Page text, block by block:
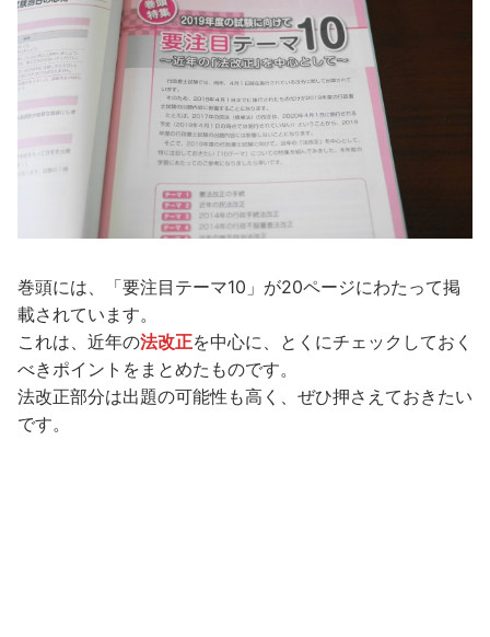
巻頭には、「要注目テーマ10」が20ページにわたって掲
載されています。
これは、近年の法改正を中心に、とくにチェックしておく
べきポイントをまとめたものです。
法改正部分は出題の可能性も高く、ぜひ押さえておきたい
です。